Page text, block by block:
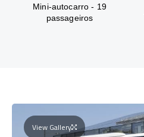
Mini-autocarro - 19
passageiros
View Gallery